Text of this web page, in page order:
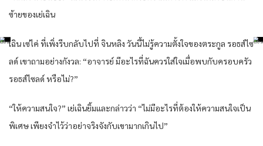
ซ้ายของเย่เฉิน
เฉิน เซ่ไค่ ที่เพิ่งรีบกลับไปที่ จินหลิง วันนี้ไม่รู้ความตั้งใจของตระกูล รอธส์ไซ
ลด์ เขาถามอย่างกังวล: “อาจารย์ มีอะไรที่ฉันควรใส่ใจเมื่อพบกับครอบครัว
รอธส์ไซลด์ หรือไม่?”
“ให้ความสนใจ?” เย่เฉินยิ้มและกล่าวว่า “ไม่มีอะไรที่ต้องให้ความสนใจเป็น
พิเศษ เพียงจำไว้ว่าอย่าจริงจังกับเขามากเกินไป”